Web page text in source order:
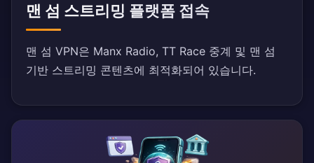
맨 섬 스트리밍 플랫폼 접속
맨 섬 VPN은 Manx Radio, TT Race 중계 및 맨 섬
기반 스트리밍 콘텐츠에 최적화되어 있습니다.